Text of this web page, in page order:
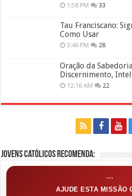
1:58 PM 33
Tau Franciscano:
Como Usar
3:46 PM 28
Oração da
Discernimento,
12:16 AM 22
Jovens Católicos Recomenda:
```
AJUDE ESTA MISSÃO